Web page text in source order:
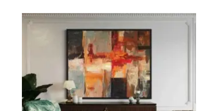
precios:
176€
hasta
308€